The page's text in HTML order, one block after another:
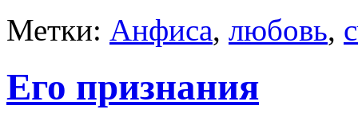
Метки: Анфиса, любовь,
Его признания